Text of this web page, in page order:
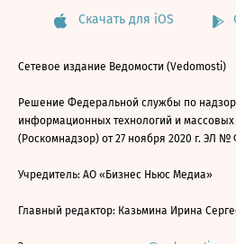
Скачать для iOS
Сетевое издание Ведомости (Vedomosti)
Решение Федеральной службы по
информационных технологий и
(Роскомнадзор) от 27 ноября 2020 г. ЭЛ №
Учредитель: АО «Бизнес Ньюс Медиа»
Главный редактор: Казьмина Ирина